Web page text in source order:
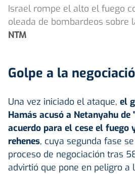
Israel rompe el alto el fuego
oleada de bombardeos sobre
NTM
Golpe a la
Una vez iniciado el ataque, el
Hamás acusó a Netanyahu
acuerdo para el cese el fuego
rehenes, cuya segunda fase
proceso de negociación tras
advirtió que pone en peligro a